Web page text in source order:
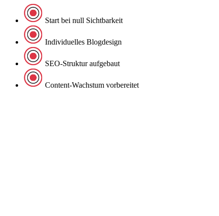
Start bei null Sichtbarkeit
Individuelles Blogdesign
SEO-Struktur aufgebaut
Content-Wachstum vorbereitet